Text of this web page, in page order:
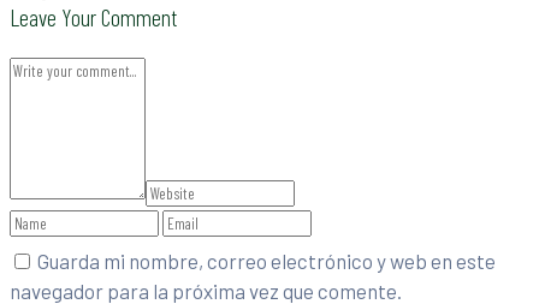
Leave Your Comment
Guarda mi nombre, correo electrónico y web en este
navegador para la próxima vez que comente.